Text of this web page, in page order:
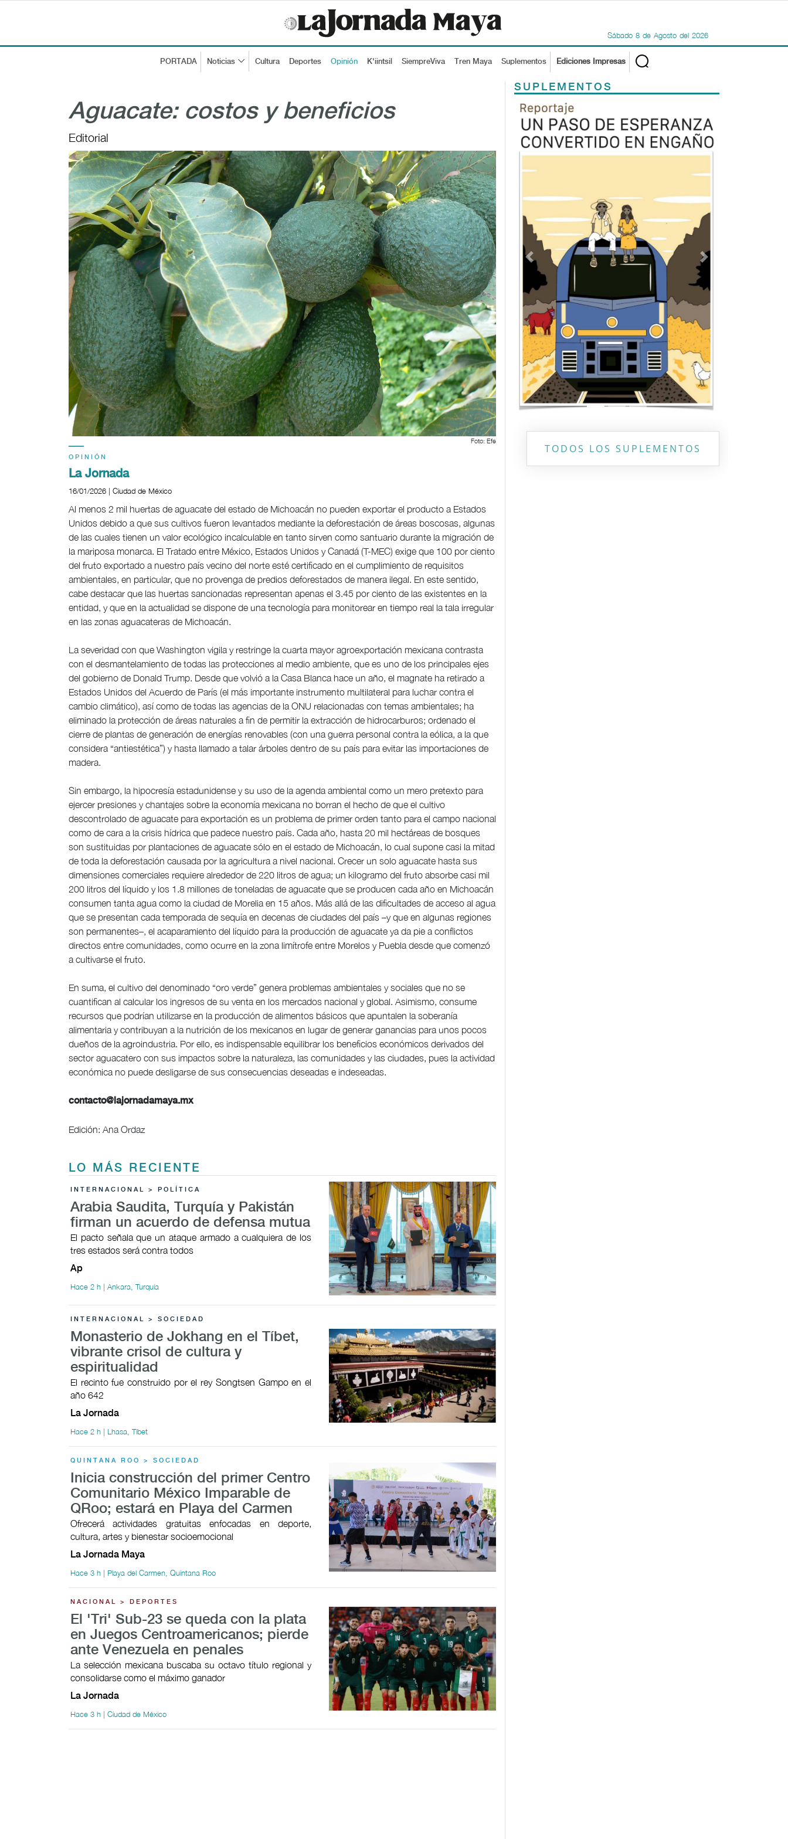
Sábado 8 de Agosto del 2026
PORTADA Noticias Cultura Deportes Opinión K'iintsil SiempreViva Tren Maya Suplementos Ediciones Impresas
Aguacate: costos y beneficios
Editorial
Foto: Efe
OPINIÓN
La Jornada
16/01/2026 | Ciudad de México
Al menos 2 mil huertas de aguacate del estado de Michoacán no pueden exportar el producto a Estados
Unidos debido a que sus cultivos fueron levantados mediante la deforestación de áreas boscosas, algunas
de las cuales tienen un valor ecológico incalculable en tanto sirven como santuario durante la migración de
la mariposa monarca. El Tratado entre México, Estados Unidos y Canadá (T-MEC) exige que 100 por ciento
del fruto exportado a nuestro país vecino del norte esté certificado en el cumplimiento de requisitos
ambientales, en particular, que no provenga de predios deforestados de manera ilegal. En este sentido,
cabe destacar que las huertas sancionadas representan apenas el 3.45 por ciento de las existentes en la
entidad, y que en la actualidad se dispone de una tecnología para monitorear en tiempo real la tala irregular
en las zonas aguacateras de Michoacán.
La severidad con que Washington vigila y restringe la cuarta mayor agroexportación mexicana contrasta
con el desmantelamiento de todas las protecciones al medio ambiente, que es uno de los principales ejes
del gobierno de Donald Trump. Desde que volvió a la Casa Blanca hace un año, el magnate ha retirado a
Estados Unidos del Acuerdo de París (el más importante instrumento multilateral para luchar contra el
cambio climático), así como de todas las agencias de la ONU relacionadas con temas ambientales; ha
eliminado la protección de áreas naturales a fin de permitir la extracción de hidrocarburos; ordenado el
cierre de plantas de generación de energías renovables (con una guerra personal contra la eólica, a la que
considera “antiestética”) y hasta llamado a talar árboles dentro de su país para evitar las importaciones de
madera.
Sin embargo, la hipocresía estadunidense y su uso de la agenda ambiental como un mero pretexto para
ejercer presiones y chantajes sobre la economía mexicana no borran el hecho de que el cultivo
descontrolado de aguacate para exportación es un problema de primer orden tanto para el campo nacional
como de cara a la crisis hídrica que padece nuestro país. Cada año, hasta 20 mil hectáreas de bosques
son sustituidas por plantaciones de aguacate sólo en el estado de Michoacán, lo cual supone casi la mitad
de toda la deforestación causada por la agricultura a nivel nacional. Crecer un solo aguacate hasta sus
dimensiones comerciales requiere alrededor de 220 litros de agua; un kilogramo del fruto absorbe casi mil
200 litros del líquido y los 1.8 millones de toneladas de aguacate que se producen cada año en Michoacán
consumen tanta agua como la ciudad de Morelia en 15 años. Más allá de las dificultades de acceso al agua
que se presentan cada temporada de sequía en decenas de ciudades del país –y que en algunas regiones
son permanentes–, el acaparamiento del líquido para la producción de aguacate ya da pie a conflictos
directos entre comunidades, como ocurre en la zona limítrofe entre Morelos y Puebla desde que comenzó
a cultivarse el fruto.
En suma, el cultivo del denominado “oro verde” genera problemas ambientales y sociales que no se
cuantifican al calcular los ingresos de su venta en los mercados nacional y global. Asimismo, consume
recursos que podrían utilizarse en la producción de alimentos básicos que apuntalen la soberanía
alimentaria y contribuyan a la nutrición de los mexicanos en lugar de generar ganancias para unos pocos
dueños de la agroindustria. Por ello, es indispensable equilibrar los beneficios económicos derivados del
sector aguacatero con sus impactos sobre la naturaleza, las comunidades y las ciudades, pues la actividad
económica no puede desligarse de sus consecuencias deseadas e indeseadas.
contacto@lajornadamaya.mx
Edición: Ana Ordaz
LO MÁS RECIENTE
INTERNACIONAL > POLÍTICA
Arabia Saudita, Turquía y Pakistán
firman un acuerdo de defensa mutua
El pacto señala que un ataque armado a cualquiera de los
tres estados será contra todos
Ap
Hace 2 h | Ankara, Turquía
INTERNACIONAL > SOCIEDAD
Monasterio de Jokhang en el Tíbet,
vibrante crisol de cultura y
espiritualidad
El recinto fue construido por el rey Songtsen Gampo en el
año 642
La Jornada
Hace 2 h | Lhasa, Tíbet
QUINTANA ROO > SOCIEDAD
Inicia construcción del primer Centro
Comunitario México Imparable de
QRoo; estará en Playa del Carmen
Ofrecerá actividades gratuitas enfocadas en deporte,
cultura, artes y bienestar socioemocional
La Jornada Maya
Hace 3 h | Playa del Carmen, Quintana Roo
NACIONAL > DEPORTES
El 'Tri' Sub-23 se queda con la plata
en Juegos Centroamericanos; pierde
ante Venezuela en penales
La selección mexicana buscaba su octavo título regional y
consolidarse como el máximo ganador
La Jornada
Hace 3 h | Ciudad de México
SUPLEMENTOS
Previous Next
TODOS LOS SUPLEMENTOS